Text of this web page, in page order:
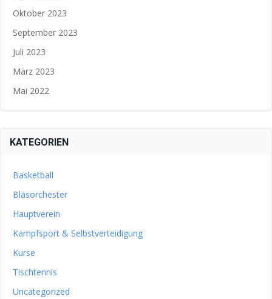
Oktober 2023
September 2023
Juli 2023
März 2023
Mai 2022
KATEGORIEN
Basketball
Blasorchester
Hauptverein
Kampfsport & Selbstverteidigung
Kurse
Tischtennis
Uncategorized